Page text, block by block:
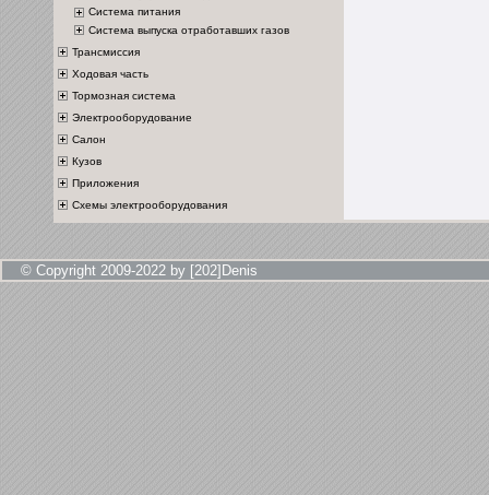
Система питания
Система выпуска отработавших газов
Трансмиссия
Ходовая часть
Тормозная система
Электрооборудование
Салон
Кузов
Приложения
Схемы электрооборудования
© Copyright 2009-2022 by [202]Denis